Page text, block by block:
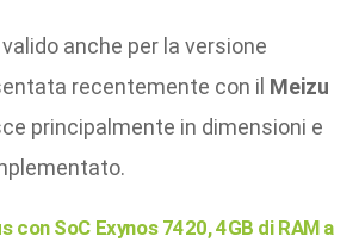
anche per la versione
recentemente con il Meizu
principalmente in dimensioni e
con SoC Exynos 7420, 4GB di RAM a